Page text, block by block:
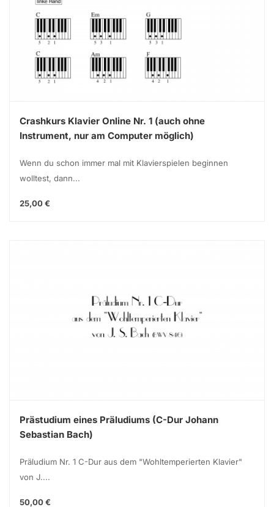
Crashkurs Klavier Online Nr. 1 (auch ohne
Instrument, nur am Computer möglich)
Wenn du schon immer mal mit Klavierspielen beginnen
wolltest, dann...
25,00 €
Prästudium eines Präludiums (C-Dur Johann
Sebastian Bach)
Präludium Nr. 1 C-Dur aus dem "Wohltemperierten Klavier"
von J....
50,00 €